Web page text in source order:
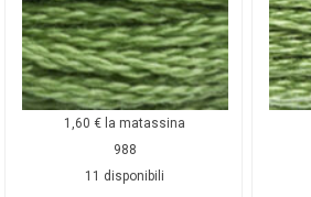
1,60€ la matassina
988
11 disponibili